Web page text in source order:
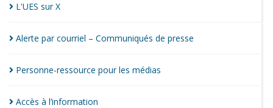
L'UES surX
Alerte par courriel – Communiqués de presse
Personne-ressource pour les médias
Accès à l’information